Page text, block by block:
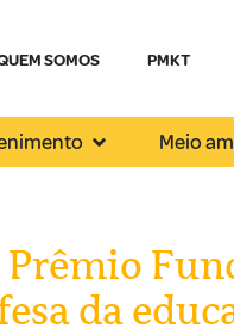
SOMOS PMKT
Meio
da